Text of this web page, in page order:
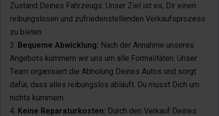
Zustand Deines Fahrzeugs. Unser Ziel ist es, Dir einen
reibungslosen und zufriedenstellenden Verkaufsprozess
zu bieten.
Bequeme Abwicklung: Nach der Annahme unseres
Angebots kümmern wir uns um alle Formalitäten. Unser
Team organisiert die Abholung Deines Autos und sorgt
dafür, dass alles reibungslos abläuft. Du musst Dich um
nichts kümmern.
Keine Reparaturkosten: Durch den Verkauf Deines